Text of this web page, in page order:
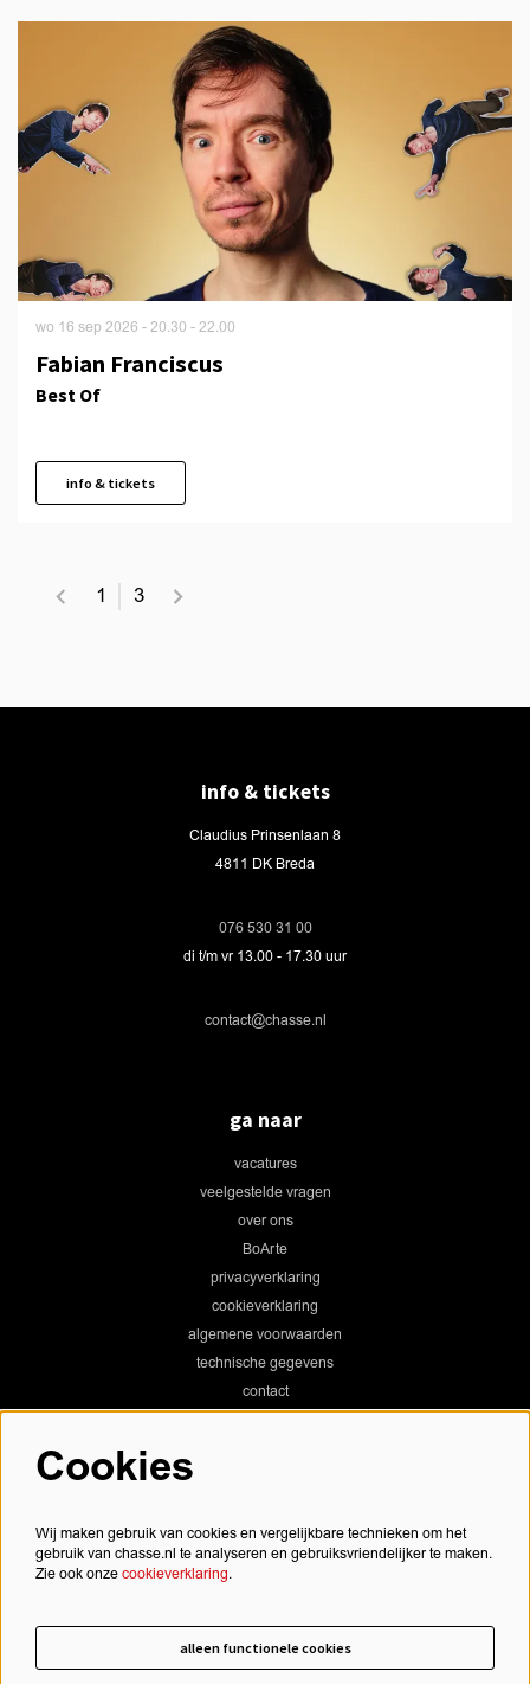
Fabian Franciscus
Best Of
wo 16 sep 2026 - 20.30 - 22.00
info & tickets
1 3
info & tickets
Claudius Prinsenlaan 8
4811 DK Breda
076 530 31 00
di t/m vr 13.00 - 17.30 uur
contact@chasse.nl
ga naar
vacatures
veelgestelde vragen
over ons
BoArte
privacyverklaring
cookieverklaring
algemene voorwaarden
technische gegevens
contact
Cookies
Wij maken gebruik van cookies en vergelijkbare technieken om het
gebruik van chasse.nl te analyseren en gebruiksvriendelijker te maken.
Zie ook onze cookieverklaring.
alleen functionele cookies